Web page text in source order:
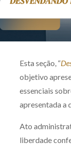
Esta seção, “
objetivo
essenciais
apresentada a
Ato
liberdade